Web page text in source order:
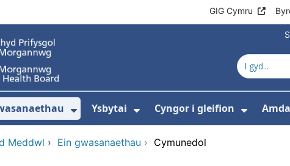
GIG Cymru
Dangos isddewislen ar gyfer
Ysbytai Cyngor i gleifion
Meddwl › Ein gwasanaethau › Cymunedol